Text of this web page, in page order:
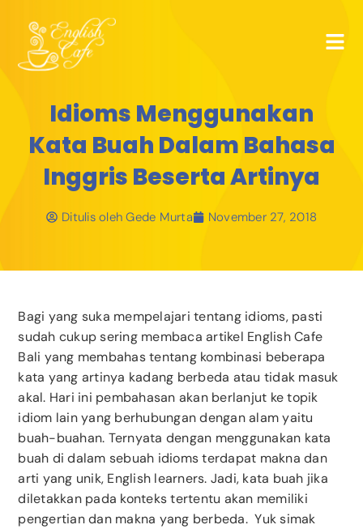
Idioms Menggunakan
Kata Buah Dalam Bahasa
Inggris Beserta Artinya
Ditulis oleh Gede Murta November 27, 2018
Bagi yang suka mempelajari tentang idioms, pasti
sudah cukup sering membaca artikel English Cafe
Bali yang membahas tentang kombinasi beberapa
kata yang artinya kadang berbeda atau tidak masuk
akal. Hari ini pembahasan akan berlanjut ke topik
idiom lain yang berhubungan dengan alam yaitu
buah-buahan. Ternyata dengan menggunakan kata
buah di dalam sebuah idioms terdapat makna dan
arti yang unik, English learners. Jadi, kata buah jika
diletakkan pada konteks tertentu akan memiliki
pengertian dan makna yang berbeda. Yuk simak